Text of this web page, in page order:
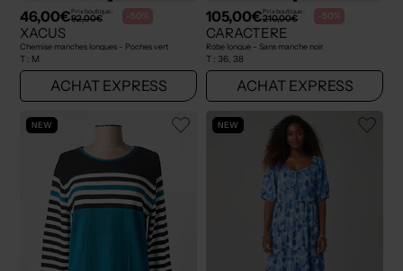
46,00€Prix boutique :
92,00€ -50%
XACUS
Chemise manches longues - Poches vert
T : M
ACHAT EXPRESS
105,00€Prix boutique :
210,00€ -50%
CARACTERE
Robe longue - Sans manche noir
T : 36, 38
ACHAT EXPRESS
NEW NEW